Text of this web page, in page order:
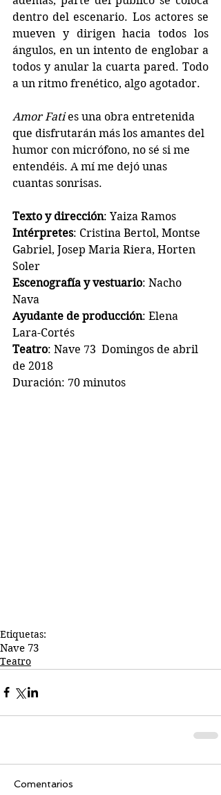
dentro del escenario. Los actores se
mueven y dirigen hacia todos los
ángulos, en un intento de englobar a
todos y anular la cuarta pared. Todo
a un ritmo frenético, algo agotador.
Amor Fati es una obra entretenida
que disfrutarán más los amantes del
humor con micrófono, no sé si me
entendéis. A mí me dejó unas
cuantas sonrisas.
Texto y dirección: Yaiza Ramos
Intérpretes: Cristina Bertol, Montse
Gabriel, Josep Maria Riera, Horten
Soler
Escenografía y vestuario: Nacho
Nava
Ayudante de producción: Elena
Lara-Cortés
Teatro: Nave 73  Domingos de abril
de 2018
Duración: 70 minutos
Etiquetas:
Nave 73
Teatro
Comentarios